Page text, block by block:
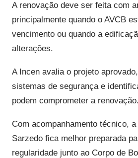
A renovação deve ser feita com
principalmente quando o AVCB
vencimento ou quando a
alterações.
A Incen avalia o projeto
sistemas de segurança e
podem comprometer a renovação.
Com acompanhamento técnico,
Sarzedo fica melhor preparada
regularidade junto ao Corpo de